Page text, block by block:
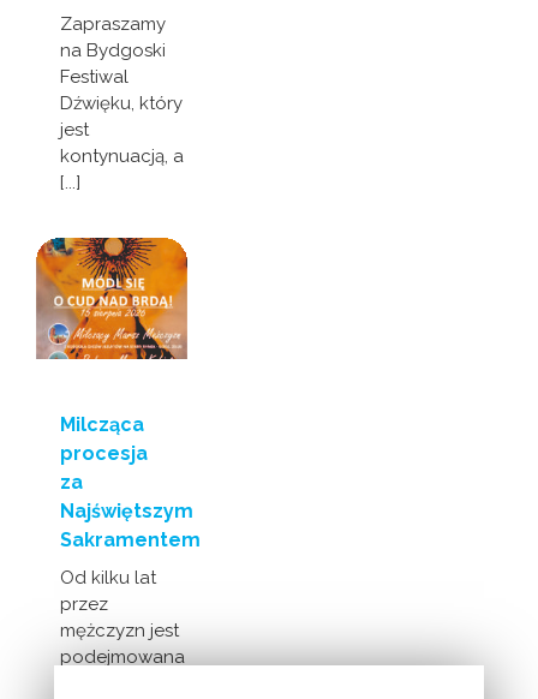
Zapraszamy
na Bydgoski
Festiwal
Dźwięku, który
jest
kontynuacją, a
[...]
Milcząca
procesja
za
Najświętszym
Sakramentem
Od kilku lat
przez
mężczyzn jest
podejmowana